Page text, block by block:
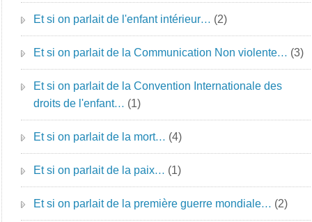
Et si on parlait de l'enfant intérieur… (2)
Et si on parlait de la Communication Non violente… (3)
Et si on parlait de la Convention Internationale des
droits de l'enfant… (1)
Et si on parlait de la mort… (4)
Et si on parlait de la paix… (1)
Et si on parlait de la première guerre mondiale… (2)